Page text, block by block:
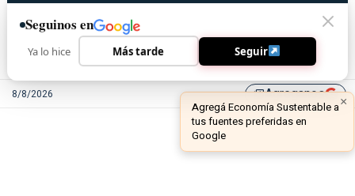
8/8/2026 library_addAgreganos
Seguinos en
Ya lo hice Más tarde Seguir